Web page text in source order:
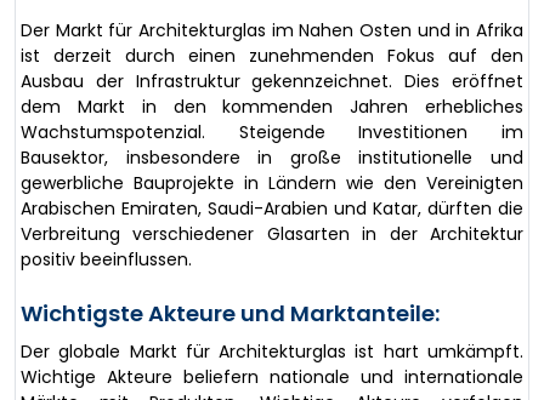
Der Markt für Architekturglas im Nahen Osten und in Afrika
ist derzeit durch einen zunehmenden Fokus auf den
Ausbau der Infrastruktur gekennzeichnet. Dies eröffnet
dem Markt in den kommenden Jahren erhebliches
Wachstumspotenzial. Steigende Investitionen im
Bausektor, insbesondere in große institutionelle und
gewerbliche Bauprojekte in Ländern wie den Vereinigten
Arabischen Emiraten, Saudi-Arabien und Katar, dürften die
Verbreitung verschiedener Glasarten in der Architektur
positiv beeinflussen.
Wichtigste Akteure und Marktanteile:
Der globale Markt für Architekturglas ist hart umkämpft.
Wichtige Akteure beliefern nationale und internationale